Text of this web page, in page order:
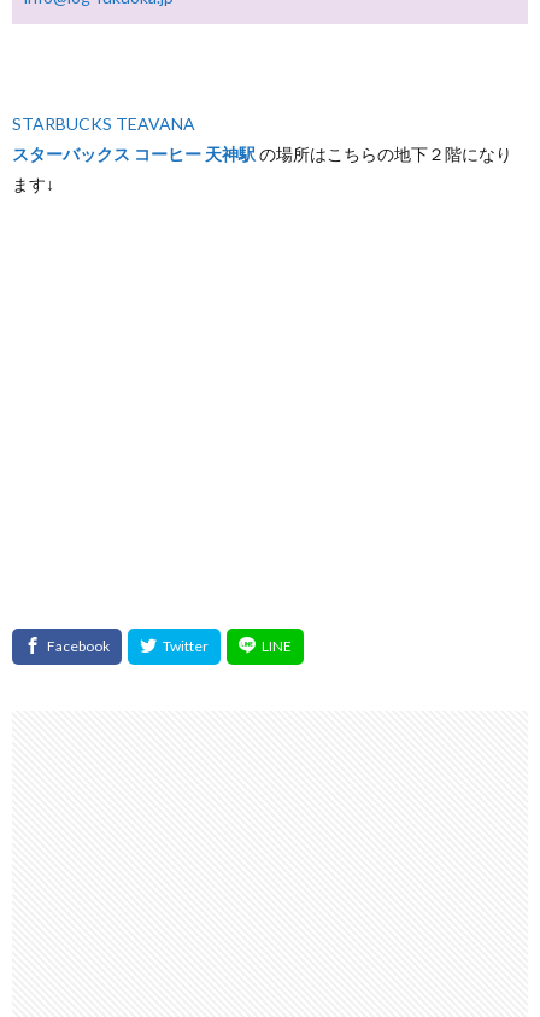
STARBUCKS TEAVANA
スターバックス コーヒー 天神駅 の場所はこちらの地下２階になり
ます↓